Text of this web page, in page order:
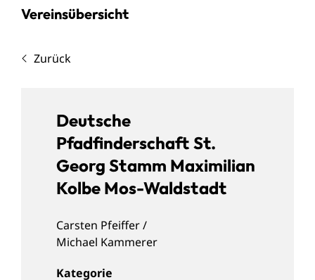
Vereinsübersicht
Zurück
Deutsche
Pfadfinderschaft St.
Georg Stamm Maximilian
Kolbe Mos-Waldstadt
Carsten Pfeiffer /
Michael Kammerer